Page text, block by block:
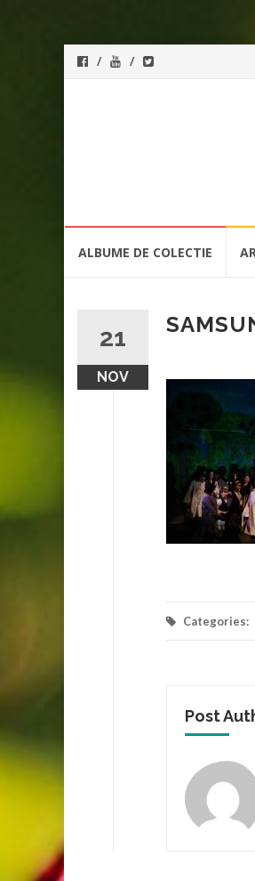
ALBUME DE COLECTIE
21
NOV
Categories:
Post